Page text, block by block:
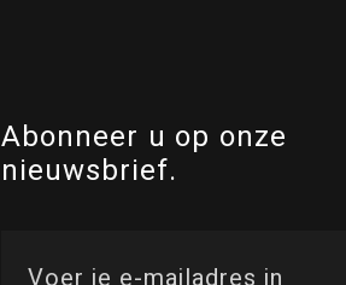
Abonneer u op onze
nieuwsbrief.